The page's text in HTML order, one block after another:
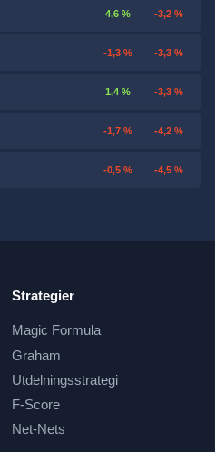
4,6 % -3,2 %
-1,3 % -3,3 %
1,4 % -3,3 %
-1,7 % -4,2 %
-0,5 % -4,5 %
Strategier
Magic Formula
Graham
Utdelningsstrategi
F-Score
Net-Nets